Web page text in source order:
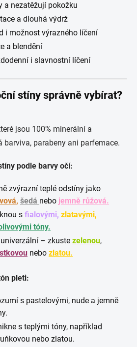
a nezatěžují pokožku
a dlouhá výdrž
i možnost výrazného líčení
a blendění
i slavnostní líčení
stíny správně vybírat?
jsou 100% minerální a
barviva, parabeny ani parfemace.
podle barvy očí:
zvýrazní teplé odstíny jako
šedá nebo jemně růžová.
s fialovými, zlatavými,
tóny.
– zkuste zelenou,
nebo zlatou.
pleti:
s pastelovými, nude a jemně
s teplými tóny, například
nebo zlatou.